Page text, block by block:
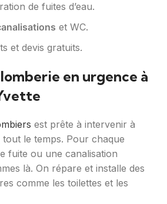
de fuites d’eau.
et WC.
et devis gratuits.
en urgence à
est prête à intervenir à
le temps. Pour chaque
fuite ou une canalisation
là. On répare et installe des
comme les toilettes et les